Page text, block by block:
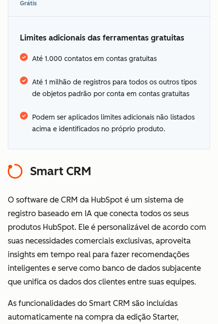
Grátis
Veja os idiomas
oferecidos pela HubSpot
termos adicionais
Limites adicionais das ferramentas gratuitas
Até 1.000 contatos em contas gratuitas
Até 1 milhão de registros para todos os outros tipos
de objetos padrão por conta em contas gratuitas
Podem ser aplicados limites adicionais não listados
acima e identificados no próprio produto.
Smart CRM
O software de CRM da HubSpot é um sistema de
registro baseado em IA que conecta todos os seus
produtos HubSpot. Ele é personalizável de acordo com
suas necessidades comerciais exclusivas, aproveita
insights em tempo real para fazer recomendações
inteligentes e serve como banco de dados subjacente
que unifica os dados dos clientes entre suas equipes.
As funcionalidades do Smart CRM são incluídas
automaticamente na compra da edição Starter,